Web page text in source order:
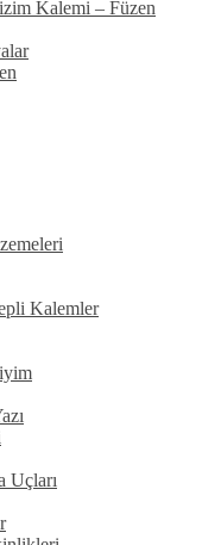
Kalemi – Füzen
Kalemler
Uçları